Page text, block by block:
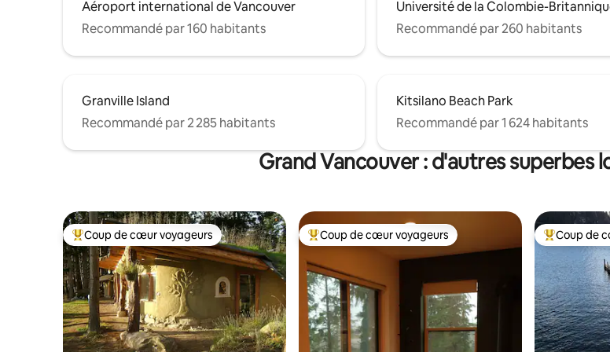
Aéroport international de Vancouver
Recommandé par 160 habitants
Université de la Colombie-
Recommandé par 260 habitants
Granville Island
Recommandé par 2 285 habitants
Kitsilano Beach Park
Recommandé par 1 624 habitants
Grand Vancouver : d'autres superbes
Coups de cœur voyageurs les plus appréciés
Coup de cœur voyageurs Coups de cœur voyageurs les plus appréciés
Coup de cœur voyageurs Coups de
Coup de